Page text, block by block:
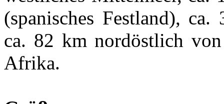
(spanisches Festland),
ca. 82 km nordöstlich
Afrika.